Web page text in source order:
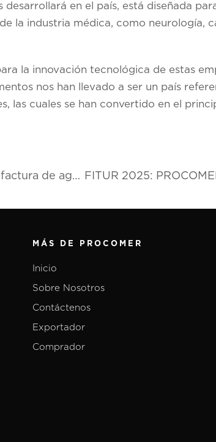
en el país, está diseñada
la industria médica, como neurología,
la innovación tecnológica de estas
nos han llevado a ser un país
las cuales se han convertido en el
Theragenics inaugura su nueva planta de manufactura de agujas médicas en Costa Rica
MÁS DE PROCOMER
Inicio
Sobre Nosotros
Contáctenos
Exportador
Comprador